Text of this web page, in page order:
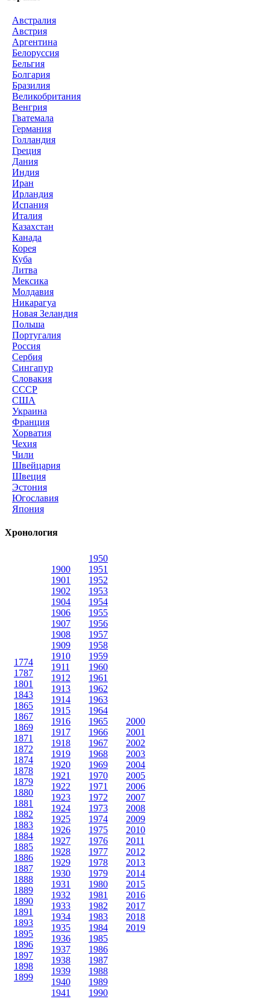
Австралия
Австрия
Аргентина
Белоруссия
Бельгия
Болгария
Бразилия
Великобритания
Венгрия
Гватемала
Германия
Голландия
Греция
Дания
Индия
Иран
Ирландия
Испания
Италия
Казахстан
Канада
Корея
Куба
Литва
Мексика
Молдавия
Никарагуа
Новая Зеландия
Польша
Португалия
Россия
Сербия
Сингапур
Словакия
СССР
США
Украина
Франция
Хорватия
Чехия
Чили
Швейцария
Швеция
Эстония
Югославия
Япония
Хронология
1774
1787
1801
1843
1865
1867
1869
1871
1872
1874
1878
1879
1880
1881
1882
1883
1884
1885
1886
1887
1888
1889
1890
1891
1893
1895
1896
1897
1898
1899
1900
1901
1902
1904
1906
1907
1908
1909
1910
1911
1912
1913
1914
1915
1916
1917
1918
1919
1920
1921
1922
1923
1924
1925
1926
1927
1928
1929
1930
1931
1932
1933
1934
1935
1936
1937
1938
1939
1940
1941
1950
1951
1952
1953
1954
1955
1956
1957
1958
1959
1960
1961
1962
1963
1964
1965
1966
1967
1968
1969
1970
1971
1972
1973
1974
1975
1976
1977
1978
1979
1980
1981
1982
1983
1984
1985
1986
1987
1988
1989
1990
2000
2001
2002
2003
2004
2005
2006
2007
2008
2009
2010
2011
2012
2013
2014
2015
2016
2017
2018
2019